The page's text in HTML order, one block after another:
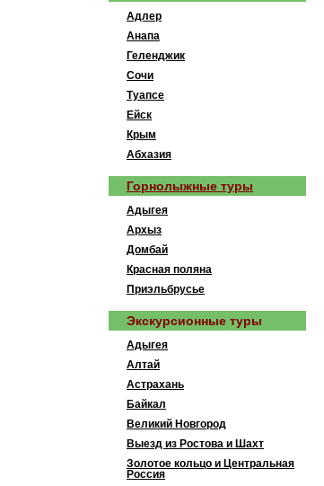
Адлер
Анапа
Геленджик
Сочи
Туапсе
Ейск
Крым
Абхазия
Горнолыжные туры
Адыгея
Архыз
Домбай
Красная поляна
Приэльбрусье
Экскурсионные туры
Адыгея
Алтай
Астрахань
Байкал
Великий Новгород
Выезд из Ростова и Шахт
Золотое кольцо и Центральная
Россия